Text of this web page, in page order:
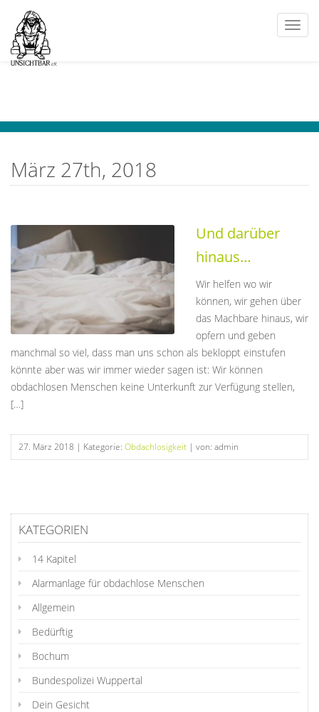
März 27th, 2018
Und darüber
hinaus…
Wir helfen wo wir
können, wir gehen über
das Machbare hinaus, wir
opfern und geben
manchmal so viel, dass man uns schon als bekloppt einstufen
könnte aber was wir immer wieder sagen ist: Wir können
obdachlosen Menschen keine Unterkunft zur Verfügung stellen,
[…]
27. März 2018 | Kategorie: Obdachlosigkeit | von: admin
KATEGORIEN
14 Kapitel
Alarmanlage für obdachlose Menschen
Allgemein
Bedürftig
Bochum
Bundespolizei Wuppertal
Dein Gesicht